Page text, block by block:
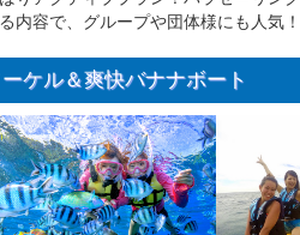
内容で、グループや団体様にも人気！
ケル＆爽快バナナボート